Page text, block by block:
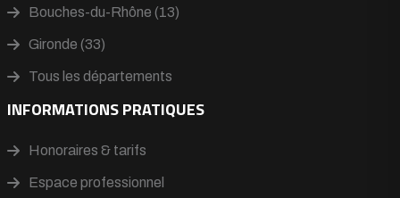
Bouches-du-Rhône (13)
Gironde (33)
Tous les départements
INFORMATIONS PRATIQUES
Honoraires & tarifs
Espace professionnel